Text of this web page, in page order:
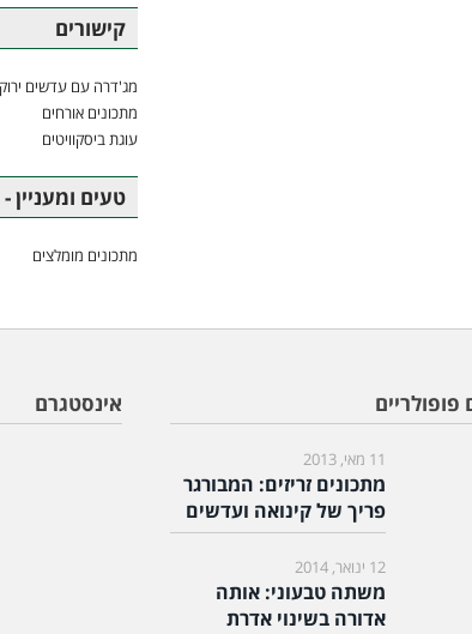
קישורים
מג'דרה עם עדשים
מתכונים אורחים
עוגת ביסקוויטים
טעים ומעניין
מתכונים מומלצים
פופולריים
11 מאי, 2013
מתכונים זריזים: המבורגר
פריך של קינואה ועדשים
12 ינואר, 2014
משתה טבעוני: אותה
אדורה בשינוי אדרת
אינסטגרם